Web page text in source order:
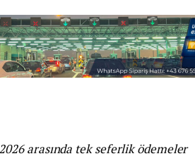
arasında tek seferlik ödemeler